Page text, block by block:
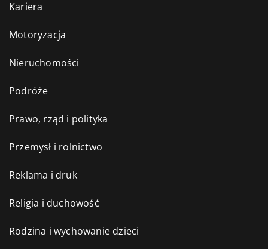
Kariera
Motoryzacja
Nieruchomości
Podróże
Prawo, rząd i polityka
Przemysł i rolnictwo
Reklama i druk
Religia i duchowość
Rodzina i wychowanie dzieci